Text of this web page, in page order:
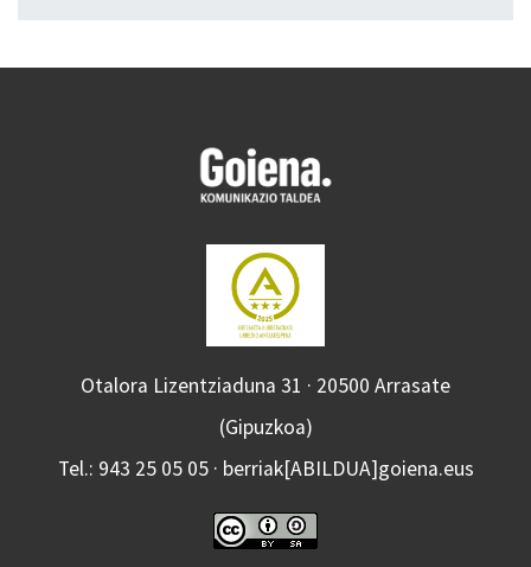
Otalora Lizentziaduna 31 · 20500 Arrasate
(Gipuzkoa)
Tel.: 943 25 05 05 · berriak[ABILDUA]goiena.eus